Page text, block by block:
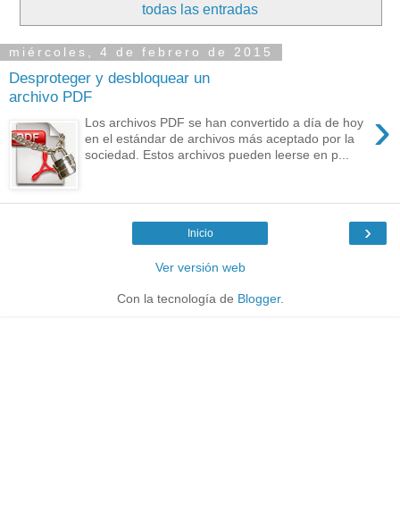
todas las entradas
miércoles, 4 de febrero de 2015
Desproteger y desbloquear un
archivo PDF
›
Los archivos PDF se han convertido a día de hoy
en el estándar de archivos más aceptado por la
sociedad. Estos archivos pueden leerse en p...
›
Inicio
Ver versión web
Con la tecnología de Blogger.